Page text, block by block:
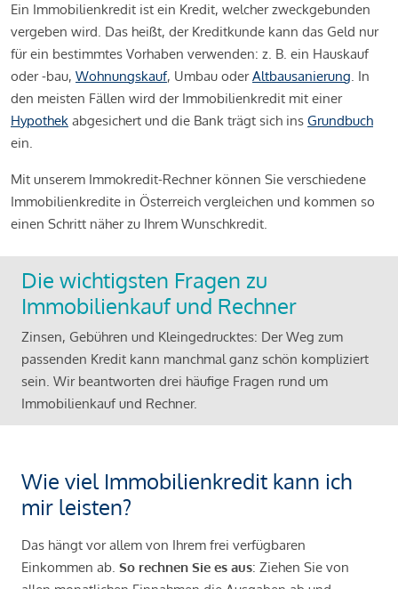
Ein Immobilienkredit ist ein Kredit, welcher zweckgebunden
vergeben wird. Das heißt, der Kreditkunde kann das Geld nur
für ein bestimmtes Vorhaben verwenden: z. B. ein Hauskauf
oder -bau, Wohnungskauf, Umbau oderAltbausanierung. In
den meisten Fällen wird der Immobilienkredit mit einer
Hypothek abgesichert und die Bank trägt sich ins Grundbuch
ein.
Mit unserem Immokredit-Rechner können Sie verschiedene
Immobilienkredite in Österreich vergleichen und kommen so
einen Schritt näher zu Ihrem Wunschkredit.
Die wichtigsten Fragen zu
Immobilienkauf und Rechner
Zinsen, Gebühren und Kleingedrucktes: Der Weg zum
passenden Kredit kann manchmal ganz schön kompliziert
sein. Wir beantworten drei häufige Fragen rund um
Immobilienkauf und Rechner.
Wie viel Immobilienkredit kann ich
mir leisten?
Das hängt vor allem von Ihrem frei verfügbaren
Einkommen ab. So rechnen Sie es aus: Ziehen Sie von